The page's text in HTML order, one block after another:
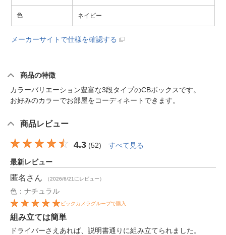
色 ネイビー
メーカーサイトで仕様を確認する
商品の特徴
カラーバリエーション豊富な3段タイプのCBボックスです。
お好みのカラーでお部屋をコーディネートできます。
商品レビュー
4.3 (52) すべて見る
最新レビュー
匿名 さん （2026/6/21にレビュー）
色：ナチュラル
ビックカメラグループで購入
組み立ては簡単
ドライバーさえあれば、説明書通りに組み立てられました。